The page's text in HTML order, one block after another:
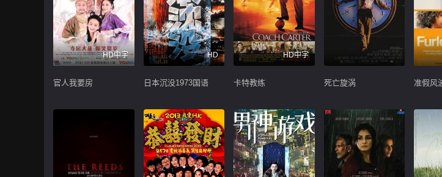
HD中字
官人我要房
HD
日本沉没1973国语
HD中字
卡特教练 死亡旋涡 准假风